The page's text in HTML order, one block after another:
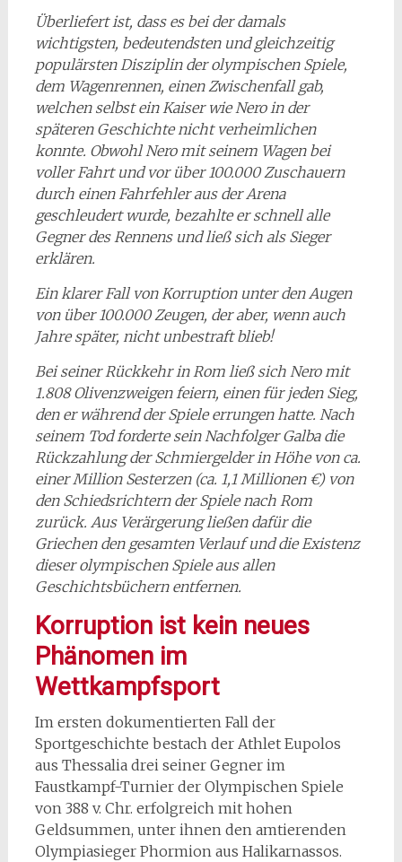
Überliefert ist, dass es bei der damals
wichtigsten, bedeutendsten und gleichzeitig
populärsten Disziplin der olympischen Spiele,
dem Wagenrennen, einen Zwischenfall gab,
welchen selbst ein Kaiser wie Nero in der
späteren Geschichte nicht verheimlichen
konnte. Obwohl Nero mit seinem Wagen bei
voller Fahrt und vor über 100.000 Zuschauern
durch einen Fahrfehler aus der Arena
geschleudert wurde, bezahlte er schnell alle
Gegner des Rennens und ließ sich als Sieger
erklären.
Ein klarer Fall von Korruption unter den Augen
von über 100.000 Zeugen, der aber, wenn auch
Jahre später, nicht unbestraft blieb!
Bei seiner Rückkehr in Rom ließ sich Nero mit
1.808 Olivenzweigen feiern, einen für jeden Sieg,
den er während der Spiele errungen hatte. Nach
seinem Tod forderte sein Nachfolger Galba die
Rückzahlung der Schmiergelder in Höhe von ca.
einer Million Sesterzen (ca. 1,1 Millionen €) von
den Schiedsrichtern der Spiele nach Rom
zurück. Aus Verärgerung ließen dafür die
Griechen den gesamten Verlauf und die Existenz
dieser olympischen Spiele aus allen
Geschichtsbüchern entfernen.
Korruption ist kein neues
Phänomen im
Wettkampfsport
Im ersten dokumentierten Fall der
Sportgeschichte bestach der Athlet Eupolos
aus Thessalia drei seiner Gegner im
Faustkampf-Turnier der Olympischen Spiele
von 388 v. Chr. erfolgreich mit hohen
Geldsummen, unter ihnen den amtierenden
Olympiasieger Phormion aus Halikarnassos.